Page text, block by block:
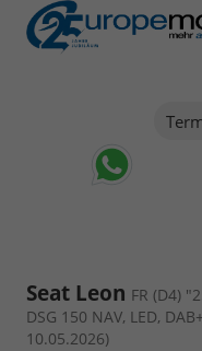
Seat Leon FR (D4)
DSG 150 NAV, LED,
10.05.2026)